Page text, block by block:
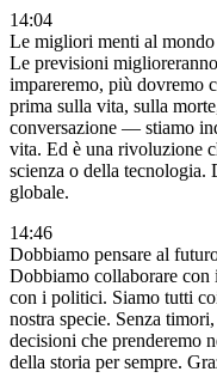
14:04
Le migliori menti al mondo
Le previsioni
impareremo, più dovremo
prima sulla vita, sulla
conversazione — stiamo
vita. Ed è una rivoluzione
scienza o della tecnologia.
globale.
14:46
Dobbiamo pensare al
Dobbiamo collaborare
con i politici. Siamo tutti
nostra specie. Senza
decisioni che prenderemo
della storia per sempre.